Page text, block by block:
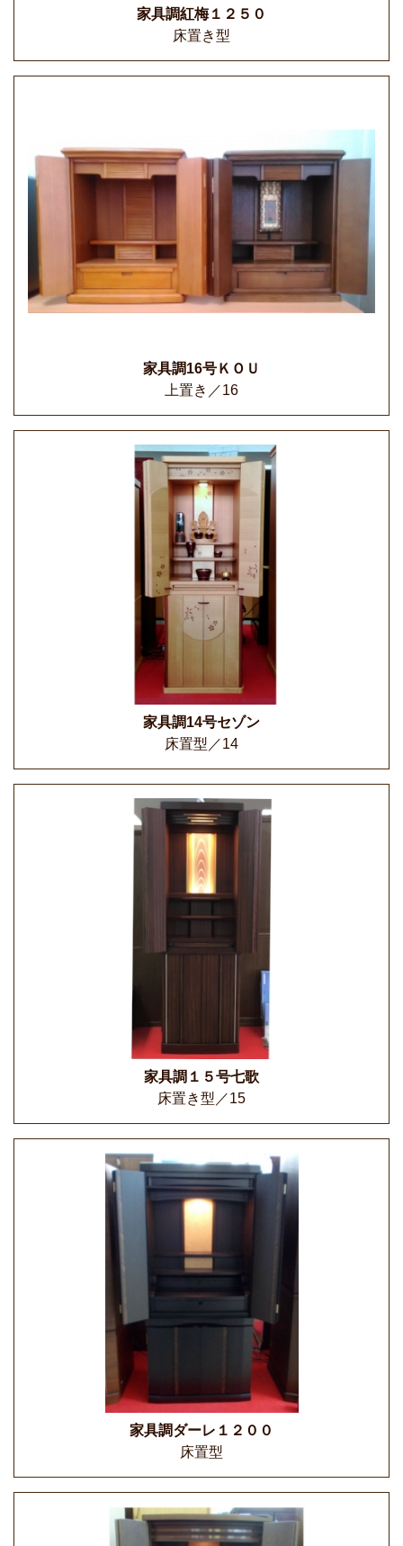
家具調紅梅１２５０
床置き型
家具調16号ＫＯＵ
上置き／16
家具調14号セゾン
床置型／14
家具調１５号七歌
床置き型／15
家具調ダーレ１２００
床置型